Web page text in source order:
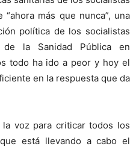
más que nunca”, una
política de los socialistas
la Sanidad Pública en
todo ha ido a peor y hoy el
en la respuesta que da
voz para criticar todos los
está llevando a cabo el